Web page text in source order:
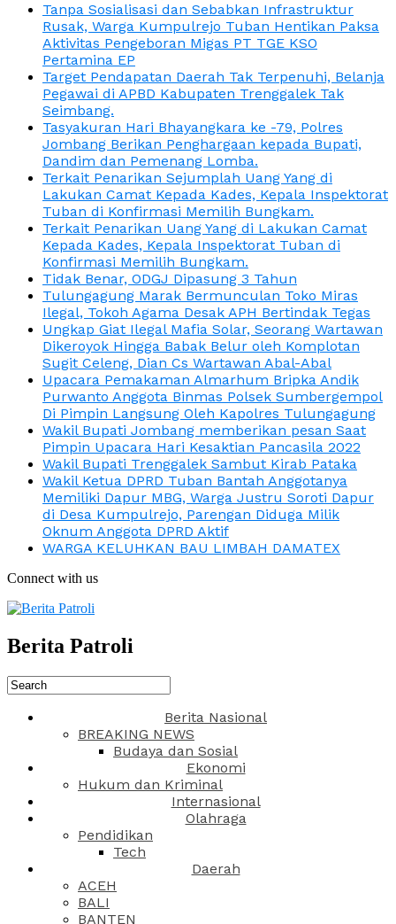
Tanpa Sosialisasi dan Sebabkan Infrastruktur
Rusak, Warga Kumpulrejo Tuban Hentikan Paksa
Aktivitas Pengeboran Migas PT TGE KSO
Pertamina EP
Target Pendapatan Daerah Tak Terpenuhi, Belanja
Pegawai di APBD Kabupaten Trenggalek Tak
Seimbang.
Tasyakuran Hari Bhayangkara ke -79, Polres
Jombang Berikan Penghargaan kepada Bupati,
Dandim dan Pemenang Lomba.
Terkait Penarikan Sejumplah Uang Yang di
Lakukan Camat Kepada Kades, Kepala Inspektorat
Tuban di Konfirmasi Memilih Bungkam.
Terkait Penarikan Uang Yang di Lakukan Camat
Kepada Kades, Kepala Inspektorat Tuban di
Konfirmasi Memilih Bungkam.
Tidak Benar, ODGJ Dipasung 3 Tahun
Tulungagung Marak Bermunculan Toko Miras
Ilegal, Tokoh Agama Desak APH Bertindak Tegas
Ungkap Giat Ilegal Mafia Solar, Seorang Wartawan
Dikeroyok Hingga Babak Belur oleh Komplotan
Sugit Celeng, Dian Cs Wartawan Abal-Abal
Upacara Pemakaman Almarhum Bripka Andik
Purwanto Anggota Binmas Polsek Sumbergempol
Di Pimpin Langsung Oleh Kapolres Tulungagung
Wakil Bupati Jombang memberikan pesan Saat
Pimpin Upacara Hari Kesaktian Pancasila 2022
Wakil Bupati Trenggalek Sambut Kirab Pataka
Wakil Ketua DPRD Tuban Bantah Anggotanya
Memiliki Dapur MBG, Warga Justru Soroti Dapur
di Desa Kumpulrejo, Parengan Diduga Milik
Oknum Anggota DPRD Aktif
WARGA KELUHKAN BAU LIMBAH DAMATEX
Connect with us
Berita Patroli
Berita Nasional
BREAKING NEWS
Budaya dan Sosial
Ekonomi
Hukum dan Kriminal
Internasional
Olahraga
Pendidikan
Tech
Daerah
ACEH
BALI
BANTEN